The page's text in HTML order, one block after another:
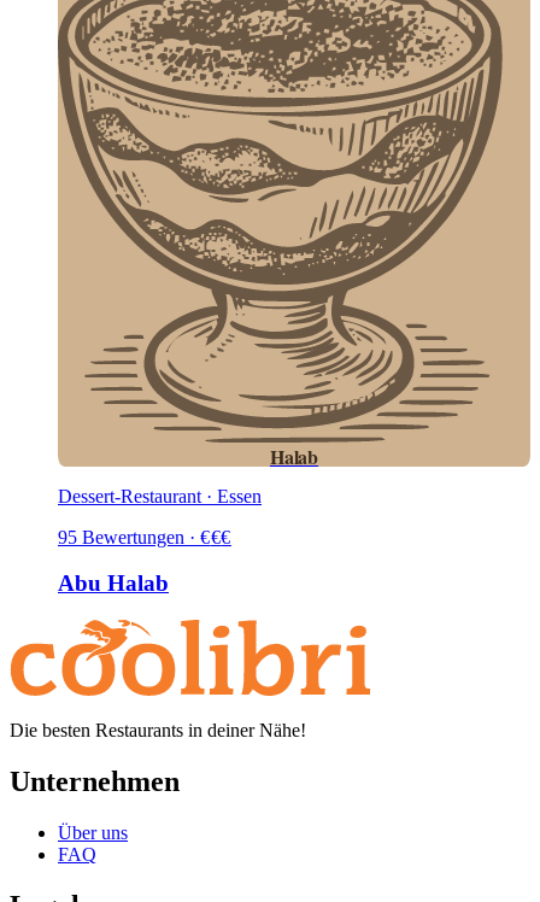
Halab
Dessert-Restaurant · Essen
95 Bewertungen · €€€
Abu Halab
Die besten Restaurants in deiner Nähe!
Unternehmen
Über uns
FAQ